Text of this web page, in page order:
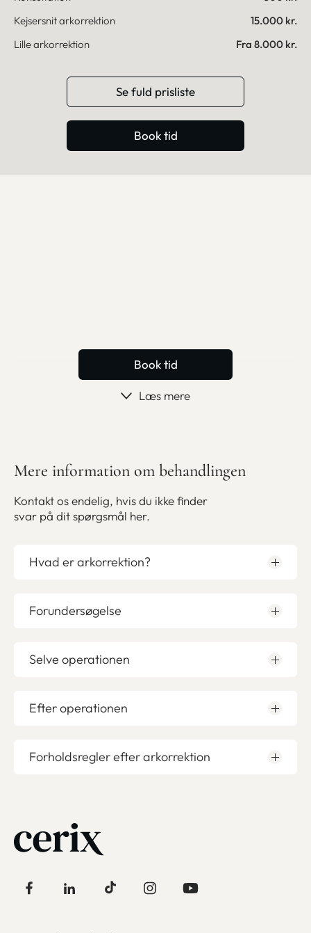
En mere ensartet struktur og farve i huden
Forbedret mobilitet ved strammende eller
Større tryghed i sociale og visuelle situationer
takket være et mere diskret og harmonisk udtryk
Et skånsomt indgreb med et langtidsholdbart
resultat
samlede udtryk.
Book forundersøgelse
Kejsersnit arkorrektion
15.000 kr.
Lille arkorrektion
Fra 8.000 kr.
Se fuld prisliste
Book tid
Book tid
Læs mere
Mere information om behandlingen
Kontakt os endelig, hvis du ikke finder
svar på dit spørgsmål her.
Hvad er arkorrektion?
Forundersøgelse
Selve operationen
Efter operationen
Forholdsregler efter arkorrektion